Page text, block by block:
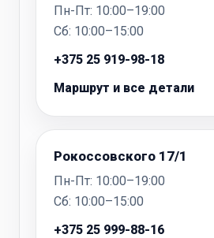
Пн-Пт: 10:00–19:00
Сб: 10:00–15:00
+375 25 919-98-18
Маршрут и все детали
Рокоссовского 17/1
Пн-Пт: 10:00–19:00
Сб: 10:00–15:00
+375 25 999-88-16